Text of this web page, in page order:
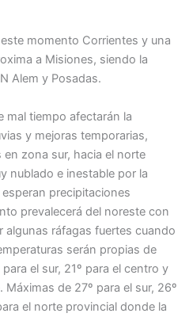
momento Corrientes y una
a Misiones, siendo la
Alem y Posadas.
mal tiempo afectarán la
y mejoras temporarias,
zona sur, hacia el norte
nublado e inestable por la
precipitaciones
prevalecerá del noreste con
algunas ráfagas fuertes cuando
serán propias de
el sur, 21º para el centro y
de 27º para el sur, 26º
el norte provincial donde la